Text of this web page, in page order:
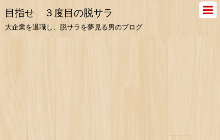
目指せ ３度目の脱サラ
大企業を退職し、脱サラを夢見る男のブログ